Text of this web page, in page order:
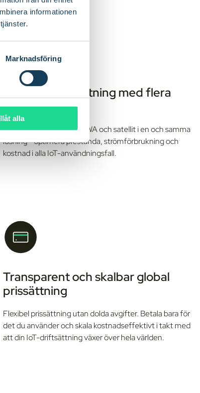
informationen
Marknadsföring
alla
Intelligent anslutning med flera
tekniker
Kombinera mobilnät, LPWA och satellit i en och samma
lösning - optimera prestanda, strömförbrukning och
kostnad i alla IoT-användningsfall.
Transparent och skalbar global
prissättning
Flexibel prissättning utan dolda avgifter. Betala bara för
det du använder och skala kostnadseffektivt i takt med
att din IoT-driftsättning växer över hela världen.